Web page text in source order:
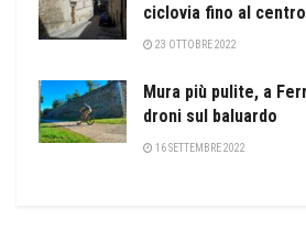
ciclovia fino al centro
23 OTTOBRE 2022
Mura più pulite, a
droni sul baluardo
16 SETTEMBRE 2022